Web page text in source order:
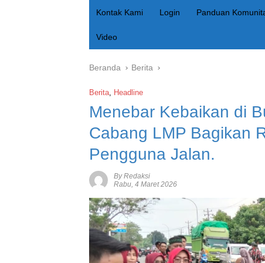
Kontak Kami Login Panduan
Video
Beranda Berita
Berita, Headline
Menebar Kebaikan di
Cabang LMP Bagikan
Pengguna Jalan.
By Redaksi
Rabu, 4 Maret 2026